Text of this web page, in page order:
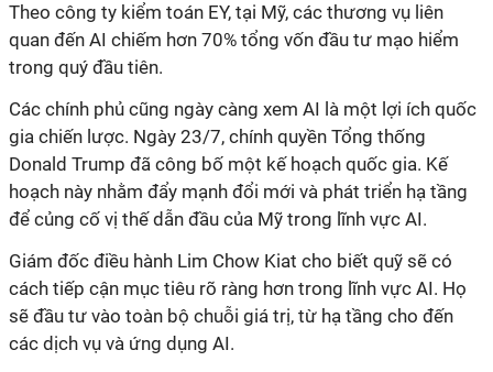
Theo công ty kiểm toán EY, tại Mỹ, các thương vụ liên
quan đến AI chiếm hơn 70% tổng vốn đầu tư mạo hiểm
trong quý đầu tiên.
Các chính phủ cũng ngày càng xem AI là một lợi ích quốc
gia chiến lược. Ngày 23/7, chính quyền Tổng thống
Donald Trump đã công bố một kế hoạch quốc gia. Kế
hoạch này nhằm đẩy mạnh đổi mới và phát triển hạ tầng
để củng cố vị thế dẫn đầu của Mỹ trong lĩnh vực AI.
Giám đốc điều hành Lim Chow Kiat cho biết quỹ sẽ có
cách tiếp cận mục tiêu rõ ràng hơn trong lĩnh vực AI. Họ
sẽ đầu tư vào toàn bộ chuỗi giá trị, từ hạ tầng cho đến
các dịch vụ và ứng dụng AI.